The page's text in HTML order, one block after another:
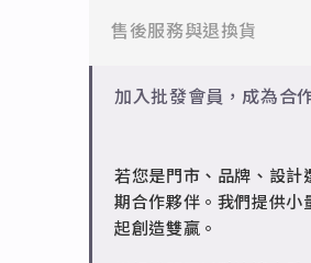
✻ 925純銀
✻ 銅台電鍍飾品
一般會員：一件即享免運
售後服務與退換貨
✻ 一般會員
加入批發會員，成為合
若您是門市、品牌、設計
期合作夥伴。我們提供小
起創造雙贏。